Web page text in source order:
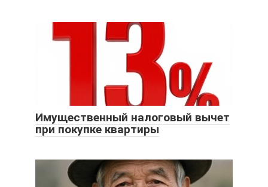
Имущественный налоговый вычет
при покупке квартиры